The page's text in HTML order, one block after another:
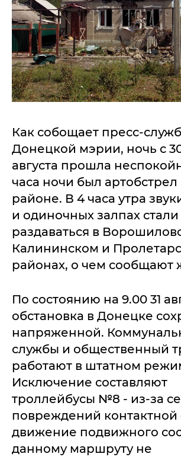
Как собощает пресс-
Донецкой мэрии, ночь с 30
августа прошла
часа ночи был
районе. В 4 часа утра
и одиночных залпах стали
раздаваться в
Калининском и
районах, о чем сообщают
По состоянию на 9.00 31
обстановка в Донецке
напряженной.
службы и общественный
работают в штатном
Исключение составляют
троллейбусы №8 - из-за
повреждений контактной
движение подвижного
данному маршруту не